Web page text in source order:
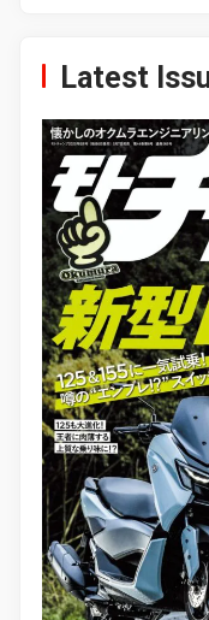
Latest